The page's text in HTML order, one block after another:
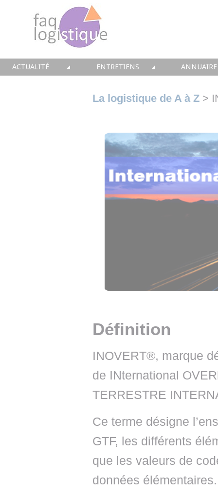
ACTUALITÉ ENTRETIENS
• TRANSPORT
• WMS / TMS
• SUPPLY / CHAIN
LES PAROLES D'EXPERT
ANNUAIRE
•
•
•
•
•
👉
La logistique de A à Z >
Définition
INOVERT®, marque
de INternational
TERRESTRE
Ce terme désigne
GTF, les différents
que les valeurs de
données élémentaires.